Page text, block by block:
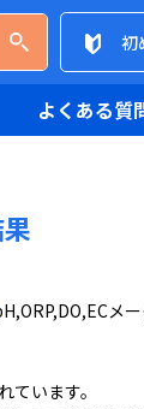
初
よくある質
メ
います。